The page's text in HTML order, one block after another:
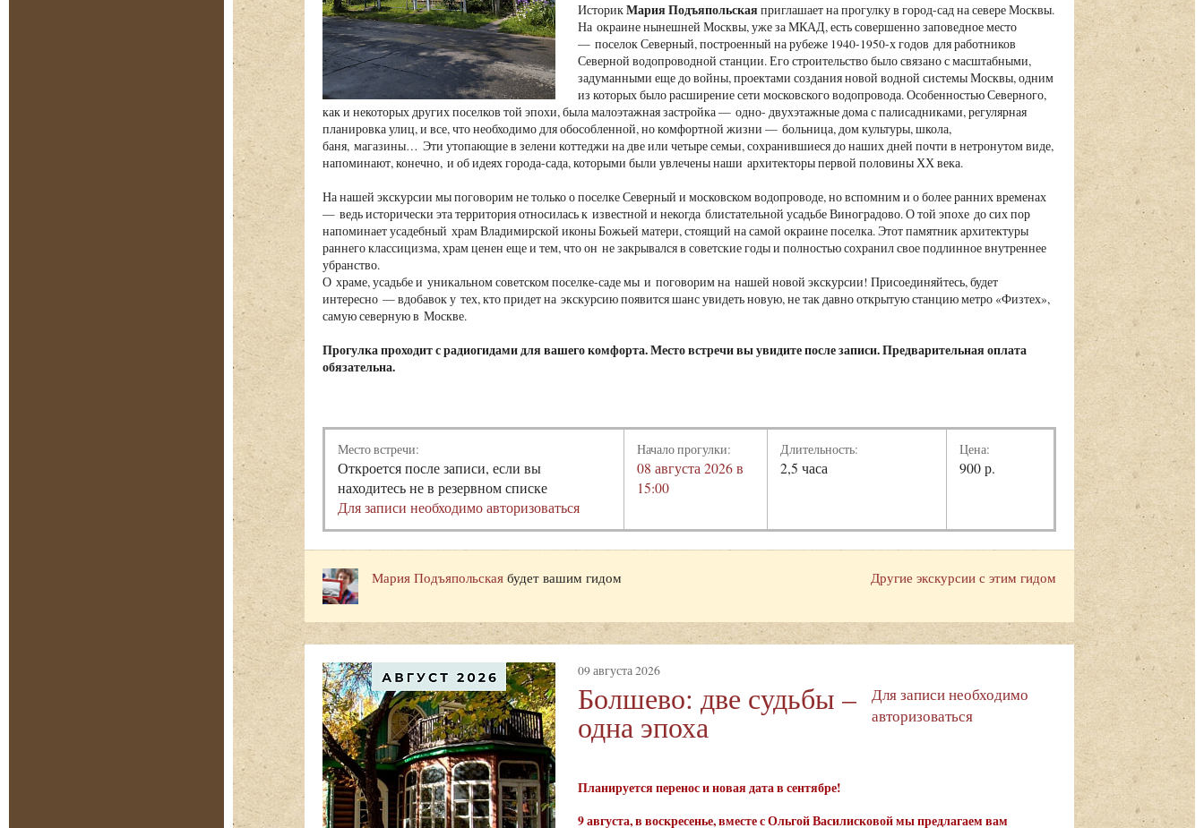
ИсторикМария Подъяпольская приглашает на прогулку в город-сад на севере Москвы.
На окраине нынешней Москвы, уже за МКАД, есть совершенно заповедное место
— поселок Северный, построенный на рубеже 1940-1950-х годов для работников
Северной водопроводной станции. Его строительство было связано с масштабными,
задуманными еще до войны, проектами создания новой водной системы Москвы, одним
из которых было расширение сети московского водопровода. Особенностью Северного,
как и некоторых других поселков той эпохи, была малоэтажная застройка — одно- двухэтажные дома с палисадниками, регулярная
планировка улиц, и все, что необходимо для обособленной, но комфортной жизни — больница, дом культуры, школа,
баня, магазины… Эти утопающие в зелени коттеджи на две или четыре семьи, сохранившиеся до наших дней почти в нетронутом виде,
напоминают, конечно, и об идеях города-сада, которыми были увлечены наши архитекторы первой половины ХХ века.
На нашей экскурсии мы поговорим не только о поселке Северный и московском водопроводе, но вспомним и о более ранних временах
— ведь исторически эта территория относилась к известной и некогда блистательной усадьбе Виноградово. О той эпохе до сих пор
напоминает усадебный храм Владимирской иконы Божьей матери, стоящий на самой окраине поселка. Этот памятник архитектуры
раннего классицизма, храм ценен еще и тем, что он не закрывался в советские годы и полностью сохранил свое подлинное внутреннее
убранство.
О храме, усадьбе и уникальном советском поселке-саде мы и поговорим на нашей новой экскурсии! Присоединяйтесь, будет
интересно — вдобавок у тех, кто придет на экскурсию появится шанс увидеть новую, не так давно открытую станцию метро «Физтех»,
самую северную в Москве.
Прогулка проходит с радиогидами для вашего комфорта. Место встречи вы увидите после записи. Предварительная оплата
обязательна.
Место встречи:
Откроется после записи, если вы
находитесь не в резервном списке
Для записи необходимо авторизоваться
Начало прогулки:
08 августа 2026 в
15:00
Длительность:
2,5 часа
Цена:
900 р.
Другие экскурсии с этим гидом
Мария Подъяпольская будет вашим гидом
09 августа 2026
Болшево: две судьбы –
одна эпоха
Для записи необходимо
авторизоваться
Планируется перенос и новая дата в сентябре!
9 августа, в воскресенье, вместе с Ольгой Василисковой мы предлагаем вам